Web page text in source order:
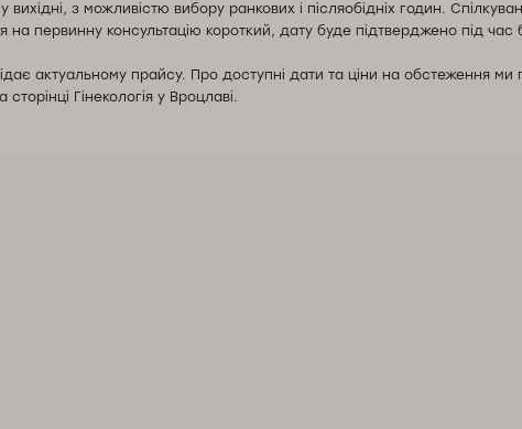
вихідні, з можливістю вибору ранкових і післяобідніх годин.
на первинну консультацію короткий, дату буде підтверджено під
актуальному прайсу. Про доступні дати та ціни на обстеження
Гінекологія у Вроцлаві.